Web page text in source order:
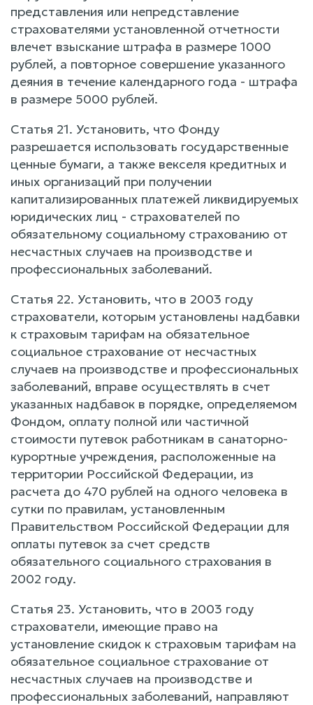
представления или непредставление
страхователями установленной отчетности
влечет взыскание штрафа в размере 1000
рублей, а повторное совершение указанного
деяния в течение календарного года - штрафа
в размере 5000 рублей.
Статья 21. Установить, что Фонду
разрешается использовать государственные
ценные бумаги, а также векселя кредитных и
иных организаций при получении
капитализированных платежей ликвидируемых
юридических лиц - страхователей по
обязательному социальному страхованию от
несчастных случаев на производстве и
профессиональных заболеваний.
Статья 22. Установить, что в 2003 году
страхователи, которым установлены надбавки
к страховым тарифам на обязательное
социальное страхование от несчастных
случаев на производстве и профессиональных
заболеваний, вправе осуществлять в счет
указанных надбавок в порядке, определяемом
Фондом, оплату полной или частичной
стоимости путевок работникам в санаторно-
курортные учреждения, расположенные на
территории Российской Федерации, из
расчета до 470 рублей на одного человека в
сутки по правилам, установленным
Правительством Российской Федерации для
оплаты путевок за счет средств
обязательного социального страхования в
2002 году.
Статья 23. Установить, что в 2003 году
страхователи, имеющие право на
установление скидок к страховым тарифам на
обязательное социальное страхование от
несчастных случаев на производстве и
профессиональных заболеваний, направляют